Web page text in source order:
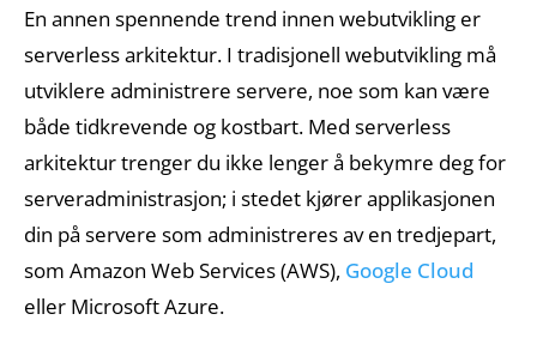
En annen spennende trend innen webutvikling er
serverless arkitektur. I tradisjonell webutvikling må
utviklere administrere servere, noe som kan være
både tidkrevende og kostbart. Med serverless
arkitektur trenger du ikke lenger å bekymre deg for
serveradministrasjon; i stedet kjører applikasjonen
din på servere som administreres av en tredjepart,
som Amazon Web Services (AWS), Google Cloud
eller Microsoft Azure.